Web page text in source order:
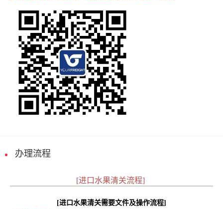
办理流程
[进口水果清关流程]
[进口水果清关需要文件及操作流程]